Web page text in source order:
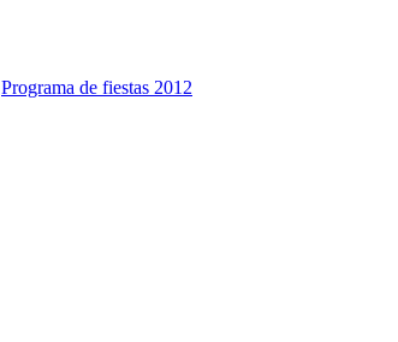
Programa de fiestas 2012